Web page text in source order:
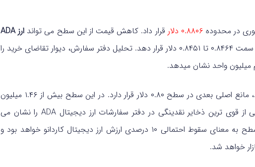
در محدوده ۰.۸۸۰۶ دلار قرار داد. کاهش قیمت از این سطح می تواند ارز ADA
قرار دهد.
تحلیل دفتر سفارش، دیوار تقاضای خرید را
چنانچه این دیوار شکسته شود، مانع اصلی بعدی در سطح ۰.۸۰ دلار قرار دارد. در این سطح بیش از ۱.۴۶ میلیون
واحد ذخیره شده است که یکی از قوی ترین ذخایر نقدینگی در دفتر سفارشات ارز دیجیتال ADA را نشان می
شکست قیمت در این سطح به معنای سقوط احتمالی ۱۰ درصدی ارزش ارز دیجیتال کاردانو خواهد بود و
خواهد شد.